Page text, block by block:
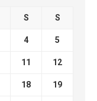
S S
4 5
11 12
18 19